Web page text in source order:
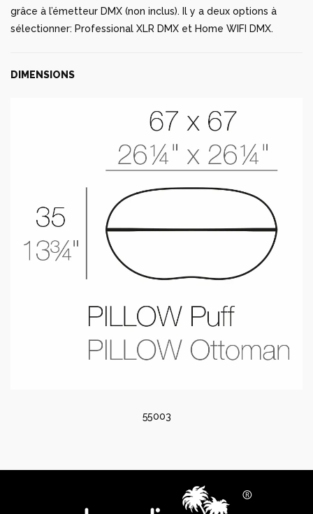
grâce à l’émetteur DMX (non inclus). Il y a deux options à
sélectionner: Professional XLR DMX et Home WIFI DMX.
DIMENSIONS
55003